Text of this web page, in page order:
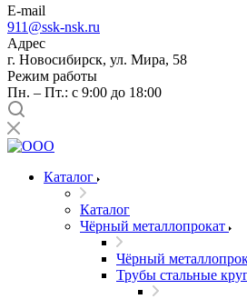
E-mail
911@ssk-nsk.ru
Адрес
г. Новосибирск, ул. Мира, 58
Режим работы
Пн. – Пт.: с 9:00 до 18:00
Каталог
Каталог
Чёрный металлопрокат
Чёрный
Трубы стальные